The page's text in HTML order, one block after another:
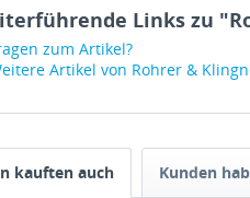
Links zu
zum Artikel?
Artikel von Rohrer &
kauften auch Kunden